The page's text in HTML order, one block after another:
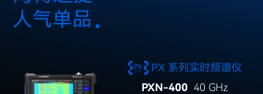
人气单品
PX 系列实时频谱仪
PXN-400 40 GHz